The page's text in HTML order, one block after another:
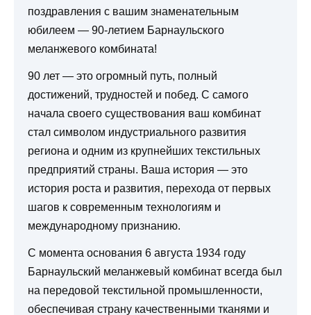
поздравления с вашим знаменательным
юбилеем — 90-летием Барнаульского
меланжевого комбината!
90 лет — это огромный путь, полный
достижений, трудностей и побед. С самого
начала своего существования ваш комбинат
стал символом индустриального развития
региона и одним из крупнейших текстильных
предприятий страны. Ваша история — это
история роста и развития, перехода от первых
шагов к современным технологиям и
международному признанию.
С момента основания 6 августа 1934 году
Барнаульский меланжевый комбинат всегда был
на передовой текстильной промышленности,
обеспечивая страну качественными тканями и